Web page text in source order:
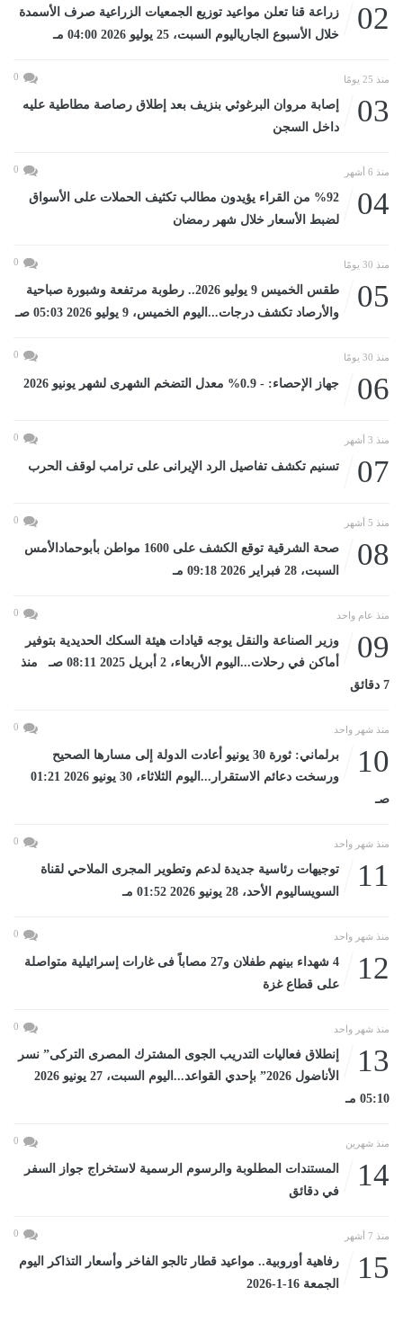
02
زراعة قنا تعلن مواعيد توزيع الجمعيات الزراعية صرف الأسمدة
خلال الأسبوع الجارياليوم السبت، 25 يوليو 2026 04:00 مـ
منذ 25 يومًا 0
03
إصابة مروان البرغوثي بنزيف بعد إطلاق رصاصة مطاطية عليه
داخل السجن
منذ 6 أشهر 0
04
%92 من القراء يؤيدون مطالب تكثيف الحملات على الأسواق
لضبط الأسعار خلال شهر رمضان
منذ 30 يومًا 0
05
طقس الخميس 9 يوليو 2026.. رطوبة مرتفعة وشبورة صباحية
والأرصاد تكشف درجات...اليوم الخميس، 9 يوليو 2026 05:03 صـ
منذ 30 يومًا 0
06 جهاز الإحصاء: - 0.9% معدل التضخم الشهرى لشهر يونيو 2026
منذ 3 أشهر 0
07 تسنيم تكشف تفاصيل الرد الإيرانى على ترامب لوقف الحرب
منذ 5 أشهر 0
08
صحة الشرقية توقع الكشف على 1600 مواطن بأبوحمادالأمس
السبت، 28 فبراير 2026 09:18 مـ
منذ عام واحد 0
09
وزير الصناعة والنقل يوجه قيادات هيئة السكك الحديدية بتوفير
أماكن في رحلات...اليوم الأربعاء، 2 أبريل 2025 08:11 صـ منذ
7 دقائق
منذ شهر واحد 0
10
برلماني: ثورة 30 يونيو أعادت الدولة إلى مسارها الصحيح
ورسخت دعائم الاستقرار...اليوم الثلاثاء، 30 يونيو 2026 01:21
صـ
منذ شهر واحد 0
11
توجيهات رئاسية جديدة لدعم وتطوير المجرى الملاحي لقناة
السويساليوم الأحد، 28 يونيو 2026 01:52 مـ
منذ شهر واحد 0
12
4 شهداء بينهم طفلان و27 مصاباً فى غارات إسرائيلية متواصلة
على قطاع غزة
منذ شهر واحد 0
13
إنطلاق فعاليات التدريب الجوى المشترك المصرى التركى” نسر
الأناضول 2026” بإحدي القواعد...اليوم السبت، 27 يونيو 2026
05:10 مـ
منذ شهرين 0
14
المستندات المطلوبة والرسوم الرسمية لاستخراج جواز السفر
في دقائق
منذ 7 أشهر 0
15
رفاهية أوروبية.. مواعيد قطار تالجو الفاخر وأسعار التذاكر اليوم
الجمعة 16-1-2026